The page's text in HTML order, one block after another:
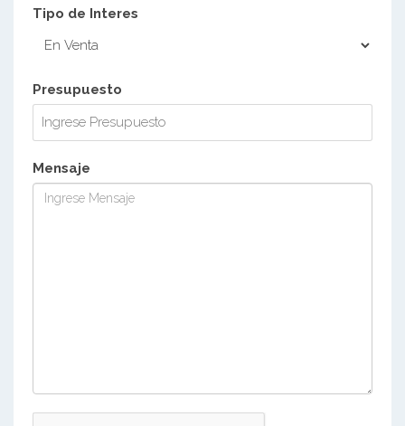
Tipo de Interes
Presupuesto
Mensaje